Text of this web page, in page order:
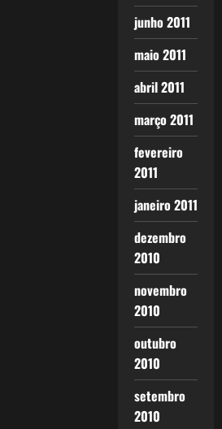
junho 2011
maio 2011
abril 2011
março 2011
fevereiro
2011
janeiro 2011
dezembro
2010
novembro
2010
outubro
2010
setembro
2010